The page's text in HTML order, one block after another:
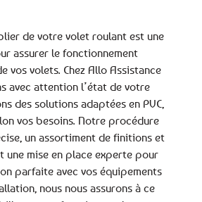
de votre volet roulant est une
assurer le fonctionnement
vos volets. Chez Allo Assistance
avec attention l’état de votre
des solutions adaptées en PVC,
vos besoins. Notre procédure
un assortiment de finitions et
une mise en place experte pour
parfaite avec vos équipements
nous nous assurons à ce